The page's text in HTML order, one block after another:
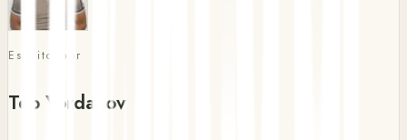
Escrito por
Teo Yordanov